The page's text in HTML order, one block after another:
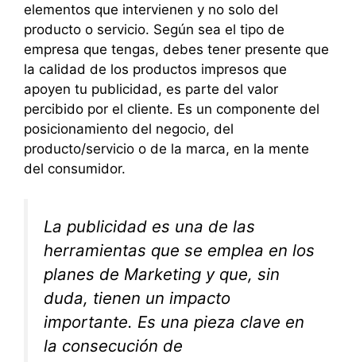
elementos que intervienen y no solo del
producto o servicio. Según sea el tipo de
empresa que tengas, debes tener presente que
la calidad de los productos impresos que
apoyen tu publicidad, es parte del valor
percibido por el cliente. Es un componente del
posicionamiento del negocio, del
producto/servicio o de la marca, en la mente
del consumidor.
La publicidad es una de las
herramientas que se emplea en los
planes de Marketing y que, sin
duda, tienen un impacto
importante. Es una pieza clave en
la consecución de